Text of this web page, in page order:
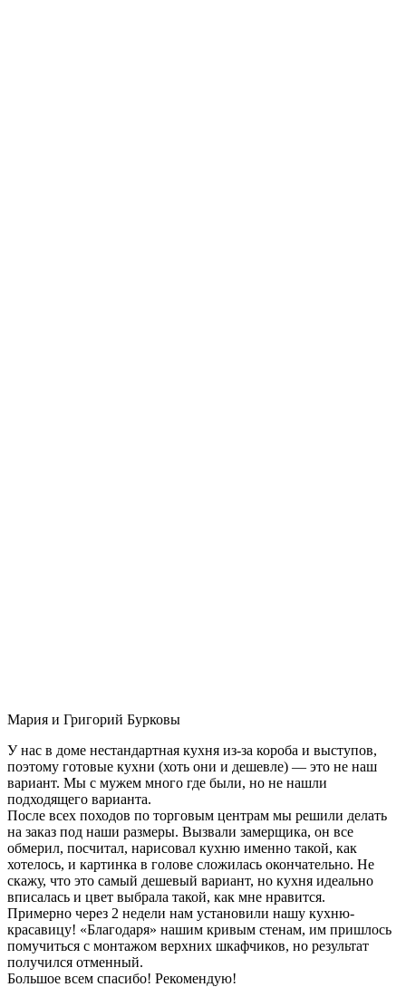
Мария и Григорий Бурковы
У нас в доме нестандартная кухня из-за короба и выступов,
поэтому готовые кухни (хоть они и дешевле) — это не наш
вариант. Мы с мужем много где были, но не нашли
подходящего варианта.
После всех походов по торговым центрам мы решили делать
на заказ под наши размеры. Вызвали замерщика, он все
обмерил, посчитал, нарисовал кухню именно такой, как
хотелось, и картинка в голове сложилась окончательно. Не
скажу, что это самый дешевый вариант, но кухня идеально
вписалась и цвет выбрала такой, как мне нравится.
Примерно через 2 недели нам установили нашу кухню-
красавицу! «Благодаря» нашим кривым стенам, им пришлось
помучиться с монтажом верхних шкафчиков, но результат
получился отменный.
Большое всем спасибо! Рекомендую!